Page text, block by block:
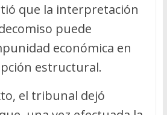
que la interpretación
puede
económica en
estructural.
el tribunal dejó